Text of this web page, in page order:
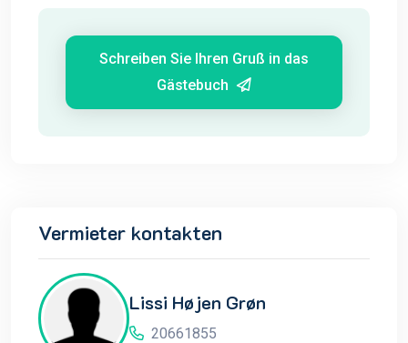
Schreiben Sie Ihren Gruß in das
Gästebuch
Vermieter kontakten
Lissi Højen Grøn
20661855